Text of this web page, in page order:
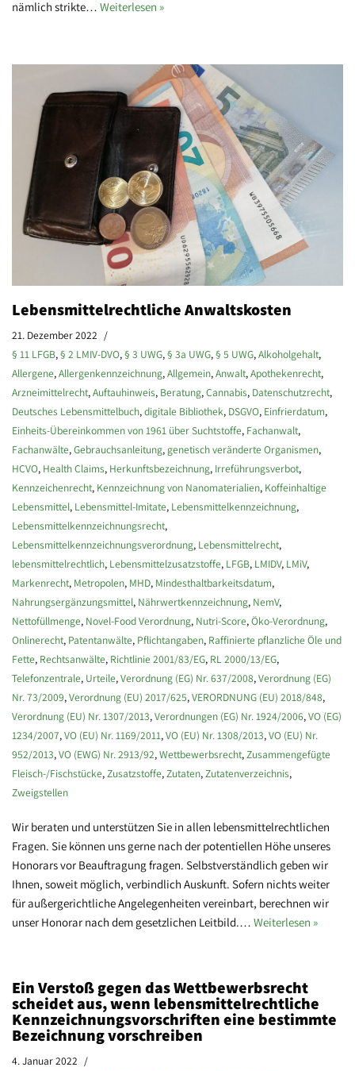
nämlich strikte… Weiterlesen »
Lebensmittelrechtliche Anwaltskosten
21. Dezember 2022
§ 11 LFGB,§ 2 LMIV-DVO,§ 3 UWG,§ 3a UWG,§ 5 UWG,Alkoholgehalt,
Allergene,Allergenkennzeichnung,Allgemein,Anwalt,Apothekenrecht,
Arzneimittelrecht,Auftauhinweis, Beratung,Cannabis, Datenschutzrecht,
Deutsches Lebensmittelbuch,digitale Bibliothek, DSGVO, Einfrierdatum,
Einheits-Übereinkommen von 1961 über Suchtstoffe, Fachanwalt,
Fachanwälte,Gebrauchsanleitung, genetisch veränderte Organismen,
HCVO, Health Claims, Herkunftsbezeichnung, Irreführungsverbot,
Kennzeichenrecht, Kennzeichnung von Nanomaterialien, Koffeinhaltige
Lebensmittel, Lebensmittel-Imitate, Lebensmittelkennzeichnung,
Lebensmittelkennzeichnungsrecht,
Lebensmittelkennzeichnungsverordnung, Lebensmittelrecht,
lebensmittelrechtlich, Lebensmittelzusatzstoffe, LFGB, LMIDV, LMiV,
Markenrecht, Metropolen, MHD, Mindesthaltbarkeitsdatum,
Nahrungsergänzungsmittel, Nährwertkennzeichnung, NemV,
Nettofüllmenge, Novel-Food Verordnung, Nutri-Score,Öko-Verordnung,
Onlinerecht, Patentanwälte, Pflichtangaben, Raffinierte pflanzliche Öle und
Fette, Rechtsanwälte, Richtlinie 2001/83/EG, RL 2000/13/EG,
Telefonzentrale, Urteile,Verordnung (EG) Nr. 637/2008,Verordnung (EG)
Nr. 73/2009,Verordnung (EU) 2017/625,VERORDNUNG (EU) 2018/848,
Verordnung (EU) Nr. 1307/2013,Verordnungen (EG) Nr. 1924/2006,VO (EG)
1234/2007,VO (EU) Nr. 1169/2011,VO (EU) Nr. 1308/2013,VO (EU) Nr.
952/2013,VO (EWG) Nr. 2913/92,Wettbewerbsrecht,Zusammengefügte
Fleisch-/Fischstücke,Zusatzstoffe,Zutaten,Zutatenverzeichnis,
Zweigstellen
Wir beraten und unterstützen Sie in allen lebensmittelrechtlichen
Fragen. Sie können uns gerne nach der potentiellen Höhe unseres
Honorars vor Beauftragung fragen. Selbstverständlich geben wir
Ihnen, soweit möglich, verbindlich Auskunft. Sofern nichts weiter
für außergerichtliche Angelegenheiten vereinbart, berechnen wir
unser Honorar nach dem gesetzlichen Leitbild.… Weiterlesen »
Ein Verstoß gegen das Wettbewerbsrecht
scheidet aus, wenn lebensmittelrechtliche
Kennzeichnungsvorschriften eine bestimmte
Bezeichnung vorschreiben
4. Januar 2022